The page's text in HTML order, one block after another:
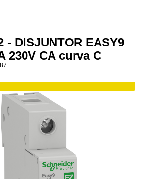
- DISJUNTOR EASY9
230V CA curva C